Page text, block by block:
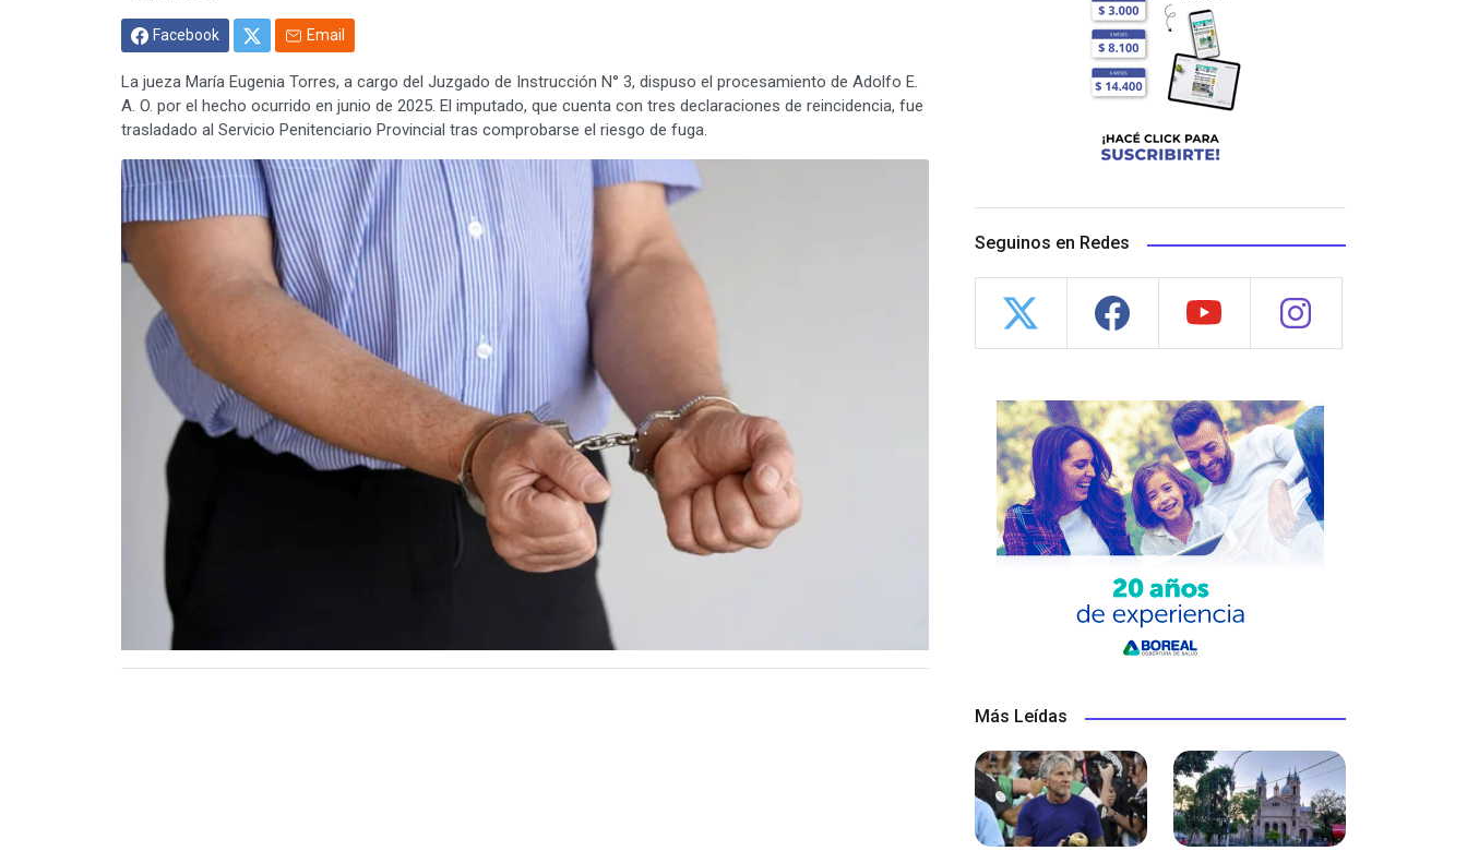
Facebook Email
La jueza María Eugenia Torres, a cargo del Juzgado de Instrucción N° 3, dispuso el procesamiento de Adolfo E.
A. O. por el hecho ocurrido en junio de 2025. El imputado, que cuenta con tres declaraciones de reincidencia, fue
trasladado al Servicio Penitenciario Provincial tras comprobarse el riesgo de fuga.
Seguinos en Redes
Más Leídas